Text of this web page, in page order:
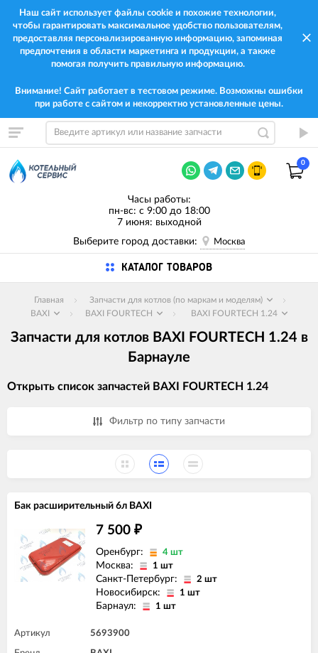
Наш сайт использует файлы cookie и похожие технологии,
чтобы гарантировать максимальное удобство пользователям,
предоставляя персонализированную информацию, запоминая
предпочтения в области маркетинга и продукции, а также
помогая получить правильную информацию.
Внимание! Сайт работает в тестовом режиме. Возможны ошибки
при работе с сайтом и некорректно установленные цены.
0
Часы работы:
пн-вс: с 9:00 до 18:00
7 июня: выходной
Выберите город доставки:
Москва
КАТАЛОГ ТОВАРОВ
Главная
Запчасти для котлов (по маркам и моделям)
BAXI
BAXI FOURTECH BAXI FOURTECH 1.24
Запчасти для котлов BAXI FOURTECH 1.24 в
Барнауле
Открыть список запчастей BAXI FOURTECH 1.24
Фильтр по типу запчасти
Бак расширительный 6л BAXI
7 500 ₽
Оренбург: 4 шт
Москва: 1 шт
Санкт-Петербург: 2 шт
Новосибирск: 1 шт
Барнаул: 1 шт
Артикул 5693900